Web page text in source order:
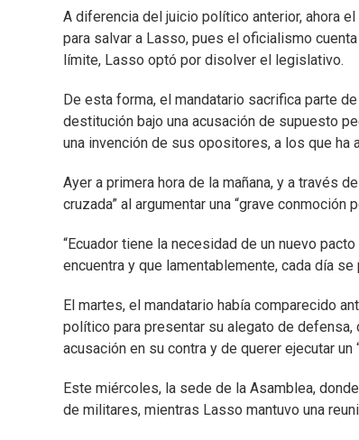
A diferencia del juicio político anterior, ahora
para salvar a Lasso, pues el oficialismo
límite, Lasso optó por disolver el legislativo.
De esta forma, el mandatario sacrifica parte
destitución bajo una acusación de supuesto
una invención de sus opositores, a los que ha
Ayer a primera hora de la mañana, y a través
cruzada” al argumentar una “grave
“Ecuador tiene la necesidad de un nuevo
encuentra y que lamentablemente, cada día se
El martes, el mandatario había comparecido
político para presentar su alegato de
acusación en su contra y de querer ejecutar un
Este miércoles, la sede de la Asamblea,
de militares, mientras Lasso mantuvo una